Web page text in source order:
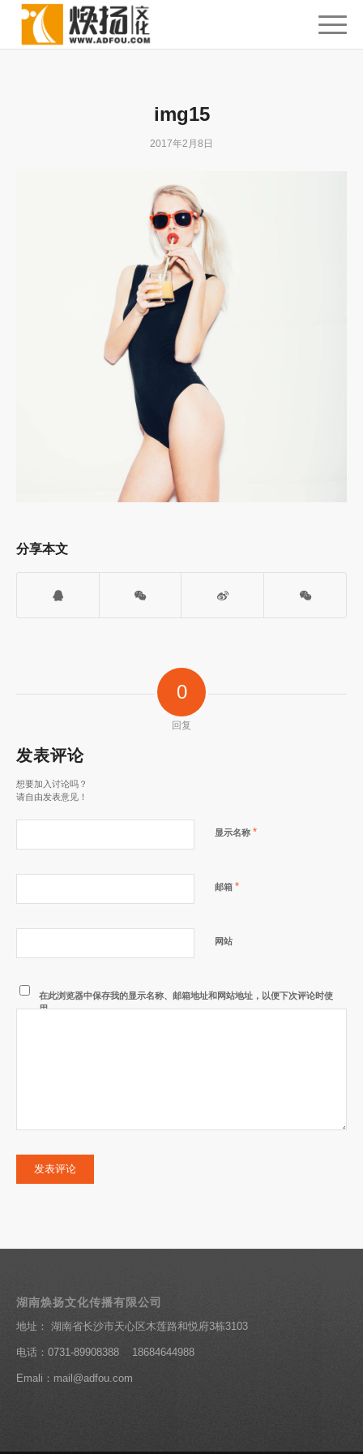
img15
2017年2月8日
分享本文
0
回复
发表评论
想要加入讨论吗？
请自由发表意见！
显示名称 *
邮箱 *
网站
在此浏览器中保存我的显示名称、邮箱地址和网站地址，以便下次评论时使
用。
湖南焕扬文化传播有限公司
地址： 湖南省长沙市天心区木莲路和悦府3栋3103
电话：0731-89908388 18684644988
Emali：mail@adfou.com